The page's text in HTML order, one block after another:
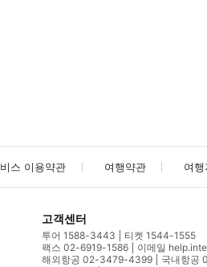
스 이용약관 여행약관 여
고객센터
투어 1588-3443
티켓 1544-1555
팩스 02-6919-1586
이메일
해외항공 02-3479-4399
국내항공